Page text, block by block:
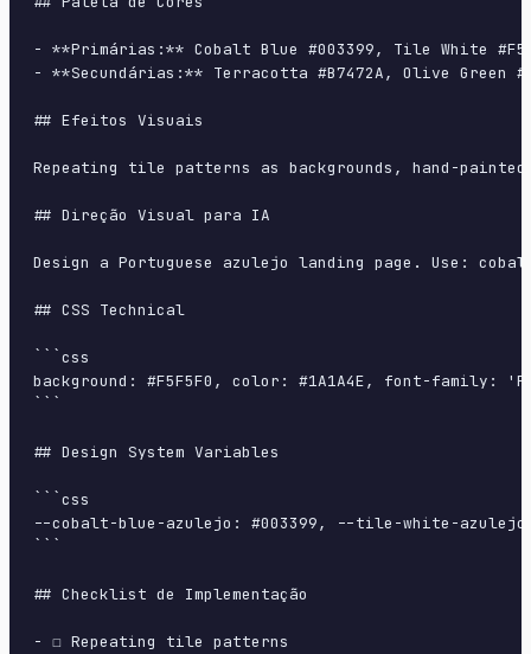
- **Primárias:** Cobalt Blue #003399, Tile White
- **Secundárias:** Terracotta #B7472A, Olive Green
## Efeitos Visuais
Repeating tile patterns as backgrounds, hand-
## Direção Visual para IA
Design a Portuguese azulejo landing page. Use:
## CSS Technical
```css
background: #F5F5F0, color: #1A1A4E, font-family:
```
## Design System Variables
```css
--cobalt-blue-azulejo: #003399, --tile-white-
```
## Checklist de Implementação
- ☐ Repeating tile patterns